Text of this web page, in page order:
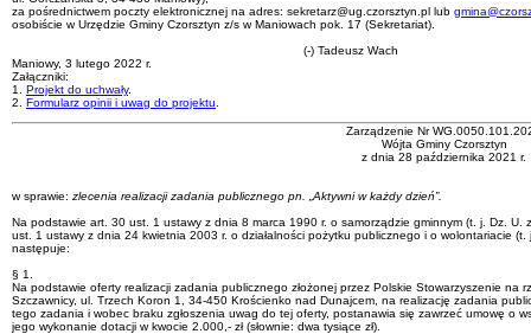
za pośrednictwem poczty elektronicznej na adres: sekretarz@ug.czorsztyn.pl lub
osobiście w Urzędzie Gminy Czorsztyn z/s w Maniowach pok. 17 (Sekretariat).
(-) Tadeusz Wach
Maniowy, 3 lutego 2022 r.
Załączniki:
1. Projekt do uchwały.
2. Formularz opinii i uwag do projektu
Zarządzenie Nr
Wójta Gminy Czorsztyn
z dnia 28 października 2021 r.
w sprawie: zlecenia realizacji zadania publicznego pn. „Aktywni w każdy dzień”.
Na podstawie art. 30 ust. 1 ustawy z dnia 8 marca 1990 r. o samorządzie gminnym (t. j. Dz.
ust. 1 ustawy z dnia 24 kwietnia 2003 r. o działalności pożytku publicznego i o wolontariacie
następuje:
§ 1.
Na podstawie oferty realizacji zadania publicznego złożonej przez Polskie Stowarzyszenie na
Szczawnicy, ul. Trzech Koron 1, 34-450 Krościenko nad Dunajcem, na realizację zadania
tego zadania i wobec braku zgłoszenia uwag do tej oferty, postanawia się zawrzeć umowę o
jego wykonanie dotacji w kwocie 2.000,- zł (słownie: dwa tysiące zł).